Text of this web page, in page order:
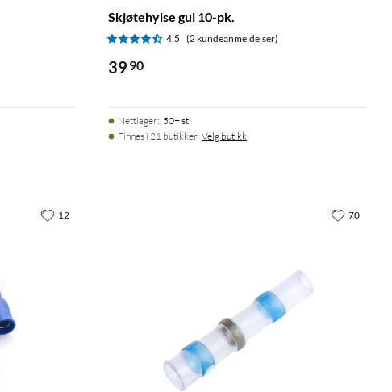
Skjøtehylse gul 10-pk.
4.5 (2 kundeanmeldelser)
39 90
Nettlager: 50+ st
Finnes i 21 butikker. Velg butikk
12 70